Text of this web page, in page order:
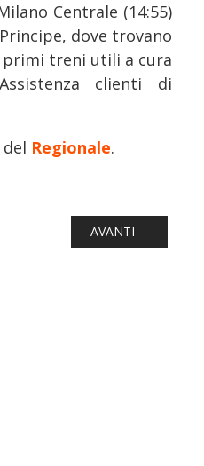
Centrale (14:55)
dove trovano
treni utili a cura
clienti di
Regionale.
FERROVIE: SNCF PUNTA ALLA
ARTICOLO
AVANTI